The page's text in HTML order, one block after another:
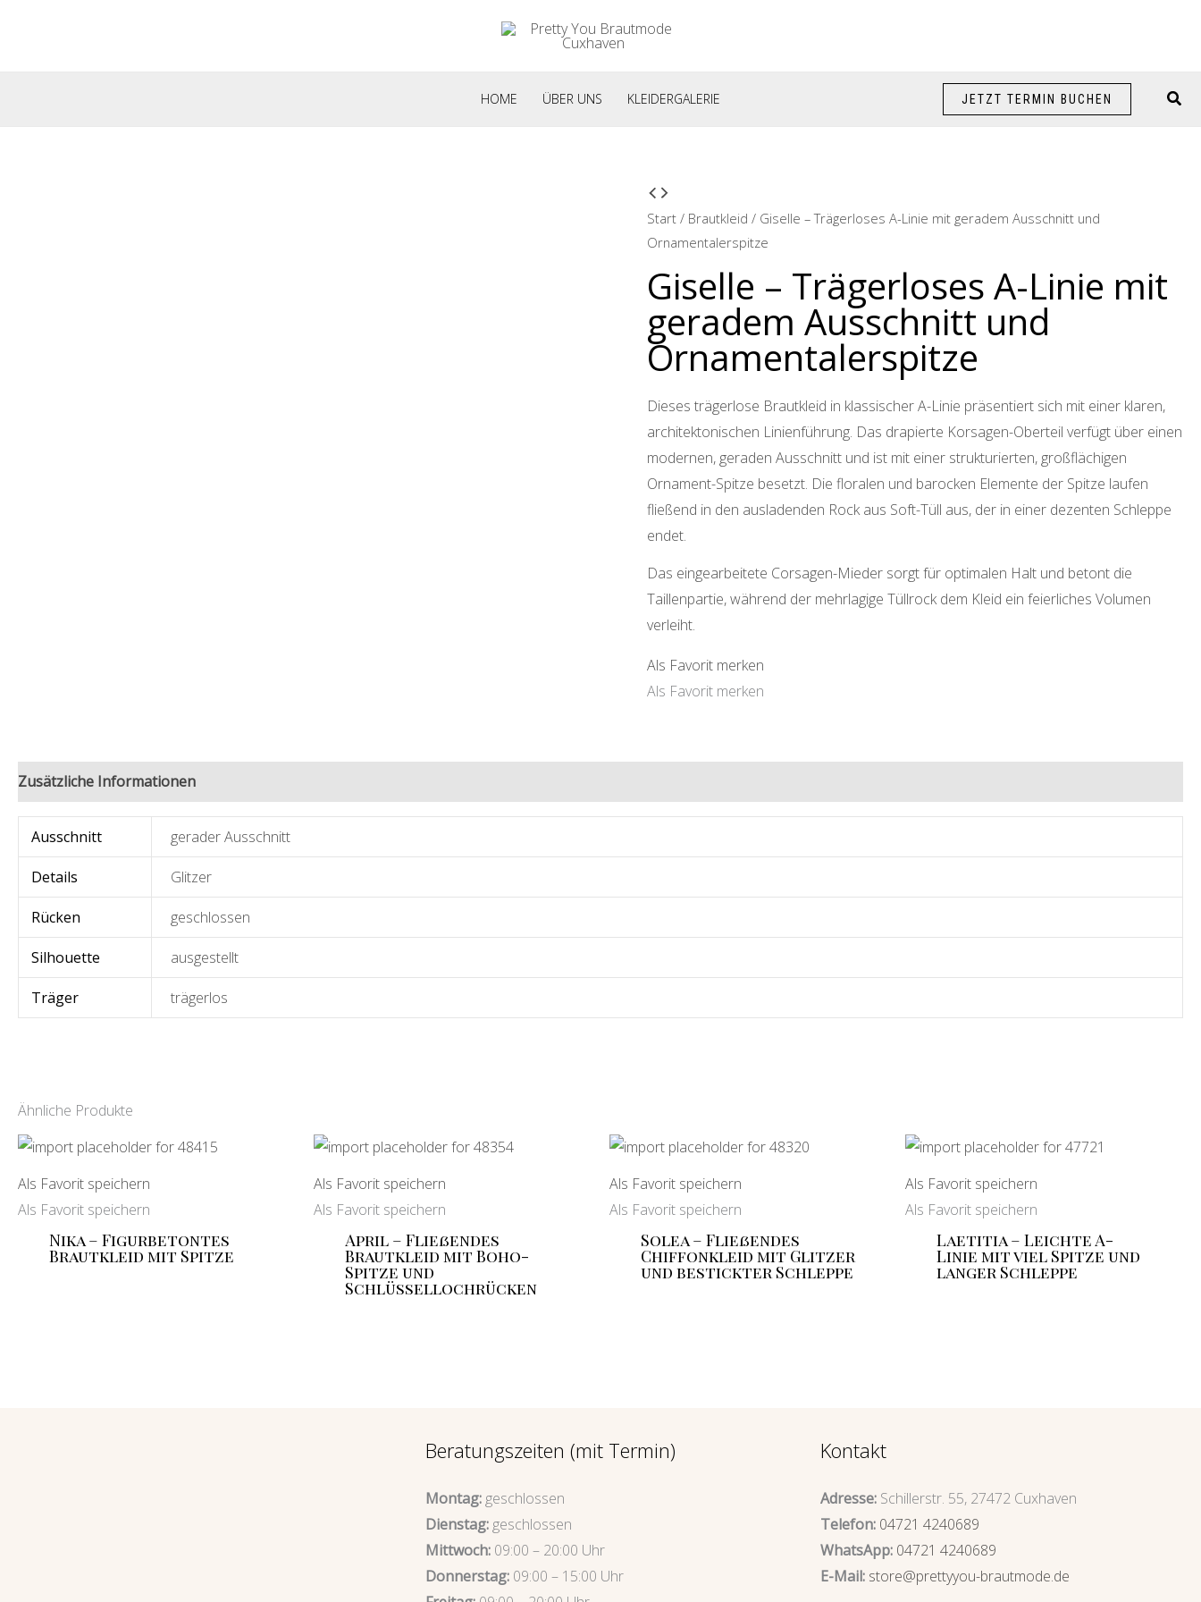
HOME ÜBER UNS KLEIDERGALERIE JETZT TERMIN BUCHEN
Start / Brautkleid / Giselle – Trägerloses A-Linie mit geradem Ausschnitt und
Ornamentalerspitze
Giselle – Trägerloses A-Linie mit
geradem Ausschnitt und
Ornamentalerspitze
Dieses trägerlose Brautkleid in klassischer A-Linie präsentiert sich mit einer klaren,
architektonischen Linienführung. Das drapierte Korsagen-Oberteil verfügt über einen
modernen, geraden Ausschnitt und ist mit einer strukturierten, großflächigen
Ornament-Spitze besetzt. Die floralen und barocken Elemente der Spitze laufen
fließend in den ausladenden Rock aus Soft-Tüll aus, der in einer dezenten Schleppe
endet.
Das eingearbeitete Corsagen-Mieder sorgt für optimalen Halt und betont die
Taillenpartie, während der mehrlagige Tüllrock dem Kleid ein feierliches Volumen
verleiht.
Als Favorit merken
Als Favorit merken
Zusätzliche Informationen
Ausschnitt gerader Ausschnitt
Details Glitzer
Rücken geschlossen
Silhouette ausgestellt
Träger trägerlos
Ähnliche Produkte
Als Favorit speichern
Als Favorit speichern
Nika – Figurbetontes
Brautkleid mit Spitze
Als Favorit speichern
Als Favorit speichern
April – Fließendes
Brautkleid mit Boho-
Spitze und
Schlüssellochrücken
Als Favorit speichern
Als Favorit speichern
Solea – Fließendes
Chiffonkleid mit Glitzer
und bestickter Schleppe
Als Favorit speichern
Als Favorit speichern
Laetitia – Leichte A-
Linie mit viel Spitze und
langer Schleppe
Beratungszeiten (mit Termin)
Montag: geschlossen
Dienstag: geschlossen
Mittwoch: 09:00 – 20:00 Uhr
Donnerstag: 09:00 – 15:00 Uhr
Kontakt
Adresse:Schillerstr. 55, 27472 Cuxhaven
Telefon: 04721 4240689
WhatsApp: 04721 4240689
E-Mail: store@prettyyou-brautmode.de